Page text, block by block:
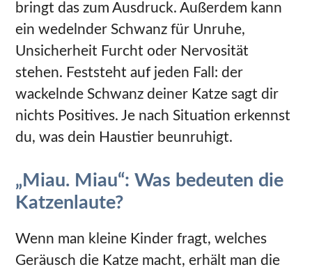
bringt das zum Ausdruck. Außerdem kann
ein wedelnder Schwanz für Unruhe,
Unsicherheit Furcht oder Nervosität
stehen. Feststeht auf jeden Fall: der
wackelnde Schwanz deiner Katze sagt dir
nichts Positives. Je nach Situation erkennst
du, was dein Haustier beunruhigt.
„Miau. Miau“: Was bedeuten die
Katzenlaute?
Wenn man kleine Kinder fragt, welches
Geräusch die Katze macht, erhält man die